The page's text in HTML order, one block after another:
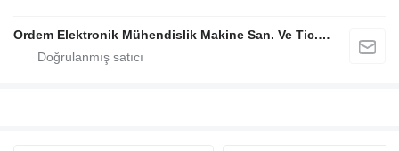
Ordem Elektronik Mühendislik Makine San. Ve Tic. Ltd. Şti.